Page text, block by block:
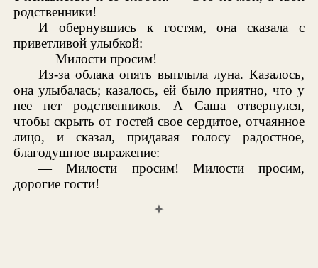
родственники!
И обернувшись к гостям, она сказала с
приветливой улыбкой:
— Милости просим!
Из-за облака опять выплыла луна. Казалось,
она улыбалась; казалось, ей было приятно, что у
нее нет родственников. А Саша отвернулся,
чтобы скрыть от гостей свое сердитое, отчаянное
лицо, и сказал, придавая голосу радостное,
благодушное выражение:
— Милости просим! Милости просим,
дорогие гости!
✦